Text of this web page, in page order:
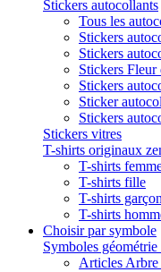
Stickers autocollants
Tous les
Stickers
Stickers
Stickers Fleur
Stickers
Sticker
Stickers
Stickers vitres
T-shirts originaux
T-shirts
T-shirts fille
T-shirts garçon
T-shirts
Choisir par symbole
Symboles géométrie
Articles